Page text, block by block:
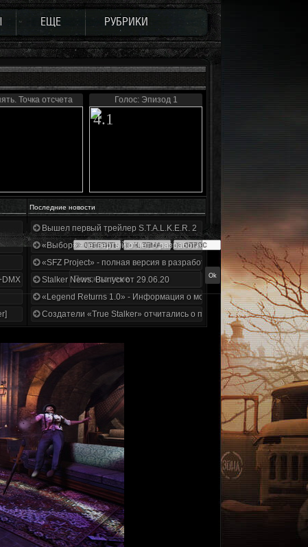
ЕЩЕ РУБРИКИ
Точка отсчета Голос: Эпизод 1
4.1
Последние новости
1.3.5.ООП.МА.К.
Вышел первый трейлер S.T.A.L.K.E.R. 2
«Выбор» - четвертый отчет о разработке!
«SFZ Project» - полная версия в разработке!
Stalker News. Выпуск от 29.06.20
«Legend Returns 1.0» - Информация о моде за июнь 2020
Создатели «True Stalker» отчитались о проделанной работе